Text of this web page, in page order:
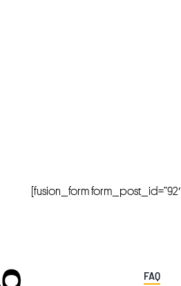
[fusion_form
FAQ